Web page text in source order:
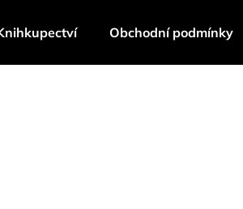
Obchodní podmínky